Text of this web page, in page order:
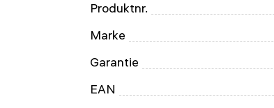
Produktnr.
Marke
Garantie
EAN